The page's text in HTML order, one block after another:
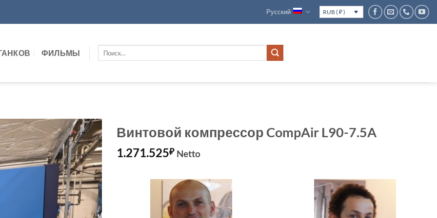
Русский RUB ( ₽ )
ФИЛЬМЫ Искать:
Винтовой компрессор CompAir L90-7.5A
1.271.525₽ Netto